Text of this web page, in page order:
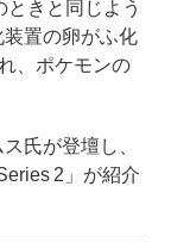
きと同じよう
置の卵がふ化
、ポケモンの
氏が登壇し、
2」が紹介